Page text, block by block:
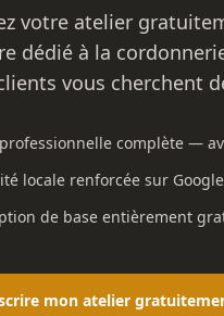
votre atelier
dédié à la
vous cherchent
complète —
locale renforcée sur
de base entièrement
mon atelier